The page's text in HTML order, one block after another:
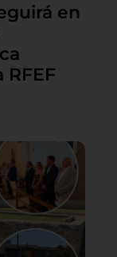
en